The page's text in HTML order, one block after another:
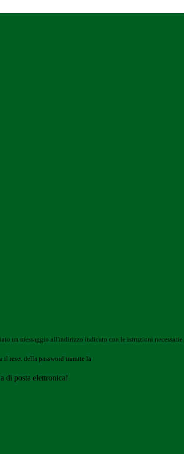
un messaggio all'indirizzo indicato con le istruzioni necessarie.
il reset della password tramite la
di posta elettronica!